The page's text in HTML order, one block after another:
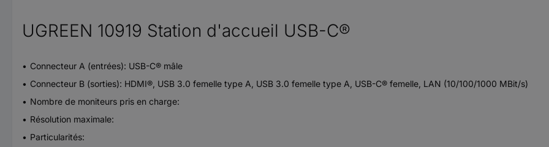
UGREEN 10919 Station d'accueil USB-C®
Connecteur A (entrées): USB-C® mâle
Connecteur B (sorties): HDMI®, USB 3.0 femelle type A, USB 3.0 femelle type A, USB-C® femelle, LAN (10/100/1000 MBit/s)
Nombre de moniteurs pris en charge:
Résolution maximale:
Particularités: